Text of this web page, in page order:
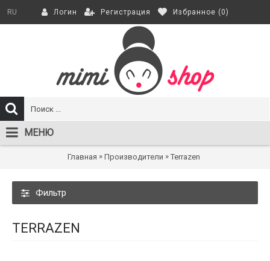
RU Логин Регистрация Избранное (0)
МЕНЮ
Главная » Производители » Terrazen
Фильтр
TERRAZEN